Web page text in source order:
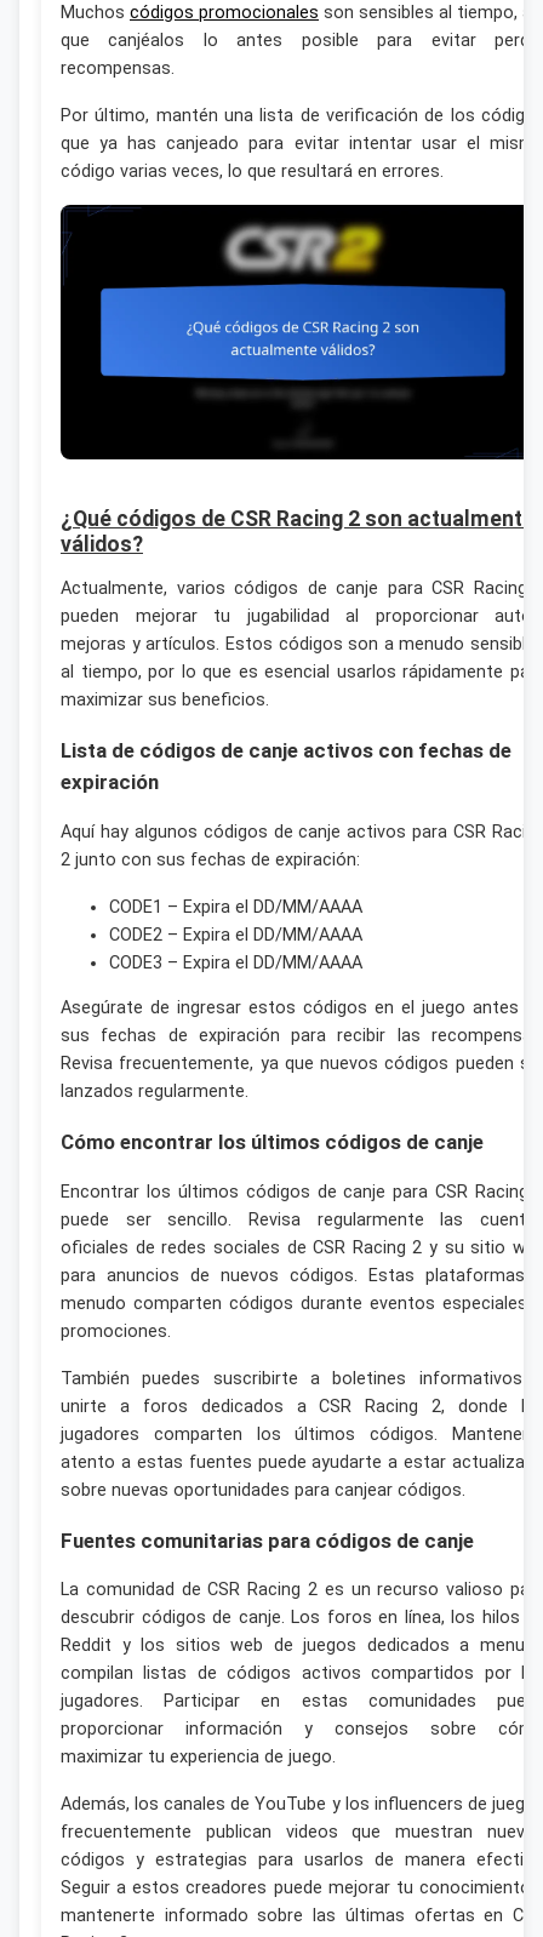
Muchos códigos promocionales son sensibles al tiempo,
que canjéalos lo antes posible para evitar
recompensas.
Por último, mantén una lista de verificación de los
que ya has canjeado para evitar intentar usar el
código varias veces, lo que resultará en errores.
¿Qué códigos de CSR Racing 2 son actualmente
válidos?
Actualmente, varios códigos de canje para CSR Racing
pueden mejorar tu jugabilidad al proporcionar
mejoras y artículos. Estos códigos son a menudo
al tiempo, por lo que es esencial usarlos rápidamente
maximizar sus beneficios.
Lista de códigos de canje activos con fechas de
expiración
Aquí hay algunos códigos de canje activos para CSR
2 junto con sus fechas de expiración:
CODE1 – Expira el DD/MM/AAAA
CODE2 – Expira el DD/MM/AAAA
CODE3 – Expira el DD/MM/AAAA
Asegúrate de ingresar estos códigos en el juego antes
sus fechas de expiración para recibir las
Revisa frecuentemente, ya que nuevos códigos pueden
lanzados regularmente.
Cómo encontrar los últimos códigos de canje
Encontrar los últimos códigos de canje para CSR Racing
puede ser sencillo. Revisa regularmente las
oficiales de redes sociales de CSR Racing 2 y su sitio
para anuncios de nuevos códigos. Estas plataformas
menudo comparten códigos durante eventos especiales
promociones.
También puedes suscribirte a boletines informativos
unirte a foros dedicados a CSR Racing 2, donde
jugadores comparten los últimos códigos.
atento a estas fuentes puede ayudarte a estar
sobre nuevas oportunidades para canjear códigos.
Fuentes comunitarias para códigos de canje
La comunidad de CSR Racing 2 es un recurso valioso
descubrir códigos de canje. Los foros en línea, los hilos
Reddit y los sitios web de juegos dedicados a
compilan listas de códigos activos compartidos por
jugadores. Participar en estas comunidades
proporcionar información y consejos sobre
maximizar tu experiencia de juego.
Además, los canales de YouTube y los influencers de
frecuentemente publican videos que muestran
códigos y estrategias para usarlos de manera
Seguir a estos creadores puede mejorar tu conocimiento
mantenerte informado sobre las últimas ofertas en